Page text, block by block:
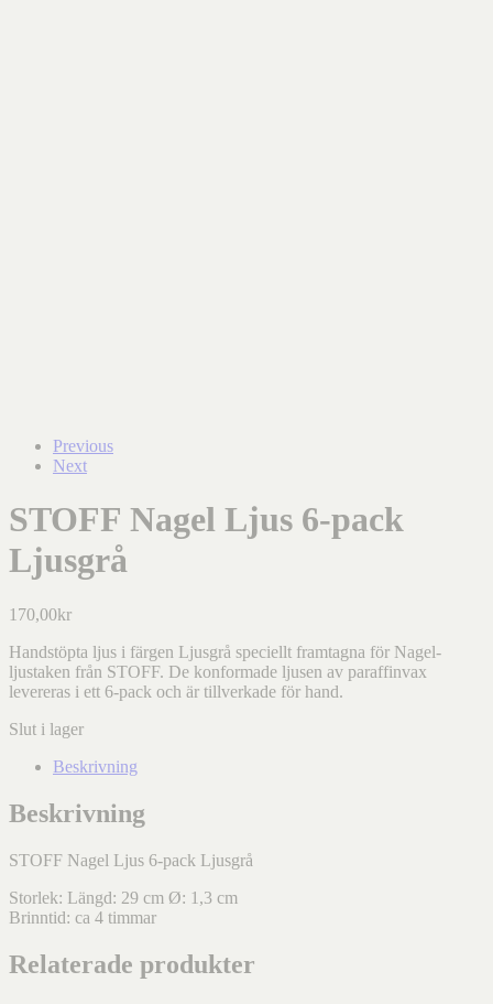
Previous
Next
STOFF Nagel Ljus 6-pack
Ljusgrå
170,00kr
Handstöpta ljus i färgen Ljusgrå speciellt framtagna för Nagel-
ljustaken från STOFF. De konformade ljusen av paraffinvax
levereras i ett 6-pack och är tillverkade för hand.
Slut i lager
Beskrivning
Beskrivning
STOFF Nagel Ljus 6-pack Ljusgrå
Storlek: Längd: 29 cm Ø: 1,3 cm
Brinntid: ca 4 timmar
Relaterade produkter